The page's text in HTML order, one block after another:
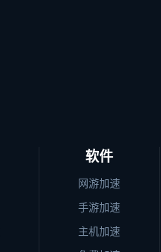
软件
网游加速
手游加速
主机加速